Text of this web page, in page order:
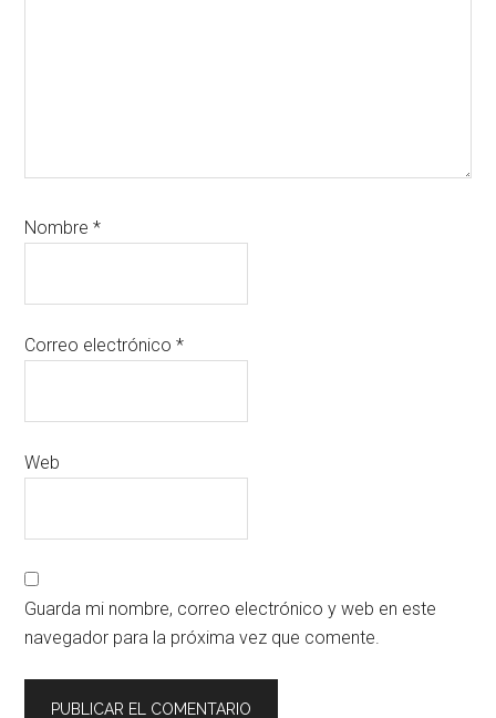
Nombre*
Correo electrónico*
Web
Guarda mi nombre, correo electrónico y web en este
navegador para la próxima vez que comente.